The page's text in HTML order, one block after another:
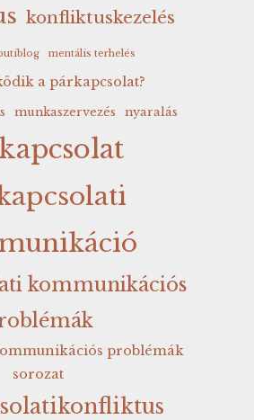
konfliktuskezelés
mentális terhelés
a párkapcsolat?
munkaszervezés nyaralás
kommunikációs
problémák
sorozat